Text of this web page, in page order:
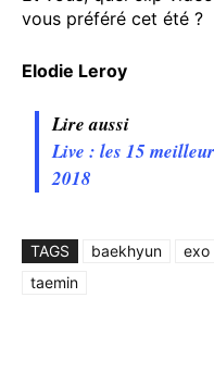
vous préféré cet été ?
Elodie Leroy
Lire aussi
Live : les 15
2018
TAGS baekhyun exo
taemin